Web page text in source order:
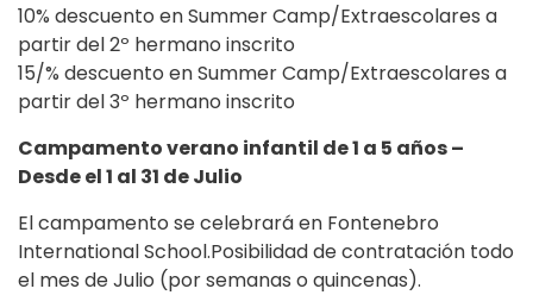
10% descuento en Summer Camp/Extraescolares a
partir del 2º hermano inscrito
15/% descuento en Summer Camp/Extraescolares a
partir del 3º hermano inscrito
Campamento verano infantil de 1 a 5 años –
Desde el 1 al 31 de Julio
El campamento se celebrará en Fontenebro
International School.Posibilidad de contratación todo
el mes de Julio (por semanas o quincenas).